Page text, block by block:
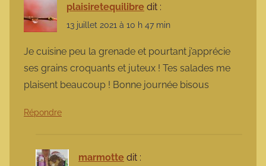
plaisiretequilibre dit :
13 juillet 2021 à 10 h 47 min
Je cuisine peu la grenade et pourtant j’apprécie
ses grains croquants et juteux ! Tes salades me
plaisent beaucoup ! Bonne journée bisous
Répondre
marmotte dit :